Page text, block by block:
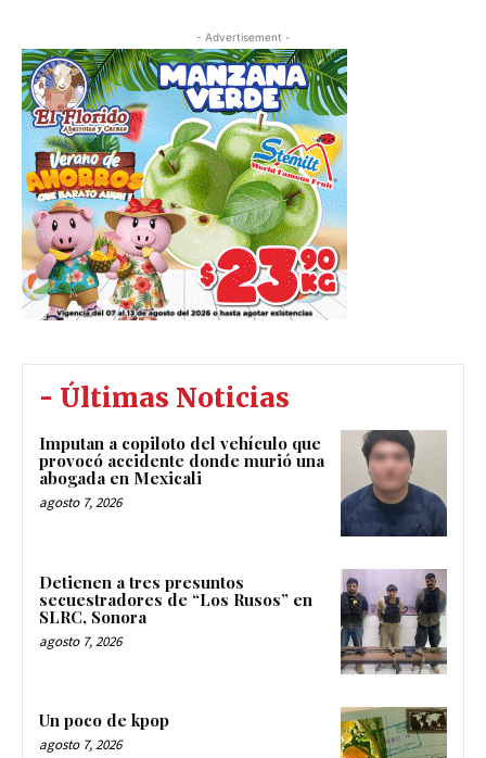
- Advertisement -
- Últimas Noticias
Imputan a copiloto del vehículo que
provocó accidente donde murió una
abogada en Mexicali
agosto 7, 2026
Detienen a tres presuntos
secuestradores de “Los Rusos” en
SLRC, Sonora
agosto 7, 2026
Un poco de kpop
agosto 7, 2026